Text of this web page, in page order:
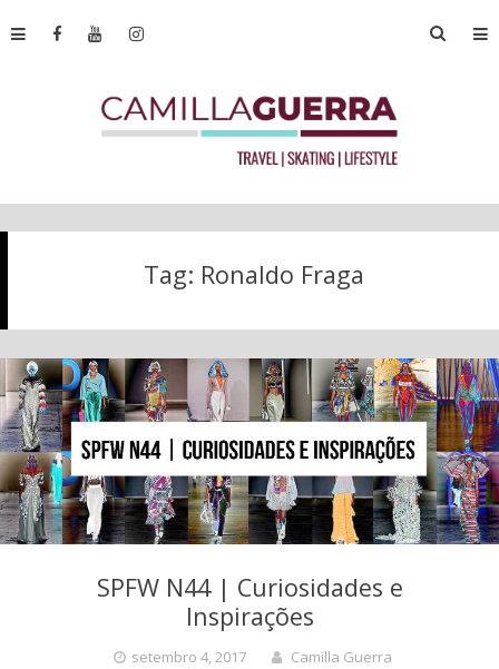
Tag: Ronaldo Fraga
SPFW N44 | Curiosidades e
Inspirações
setembro 4, 2017 Camilla Guerra